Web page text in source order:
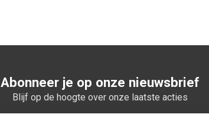
Abonneer je op onze nieuwsbrief
Blijf op de hoogte over onze laatste acties